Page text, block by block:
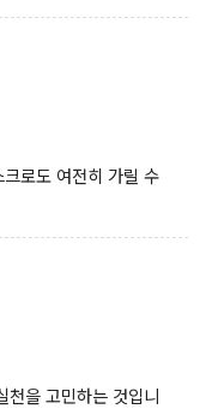
로도 여전히 가릴 수
천을 고민하는 것입니